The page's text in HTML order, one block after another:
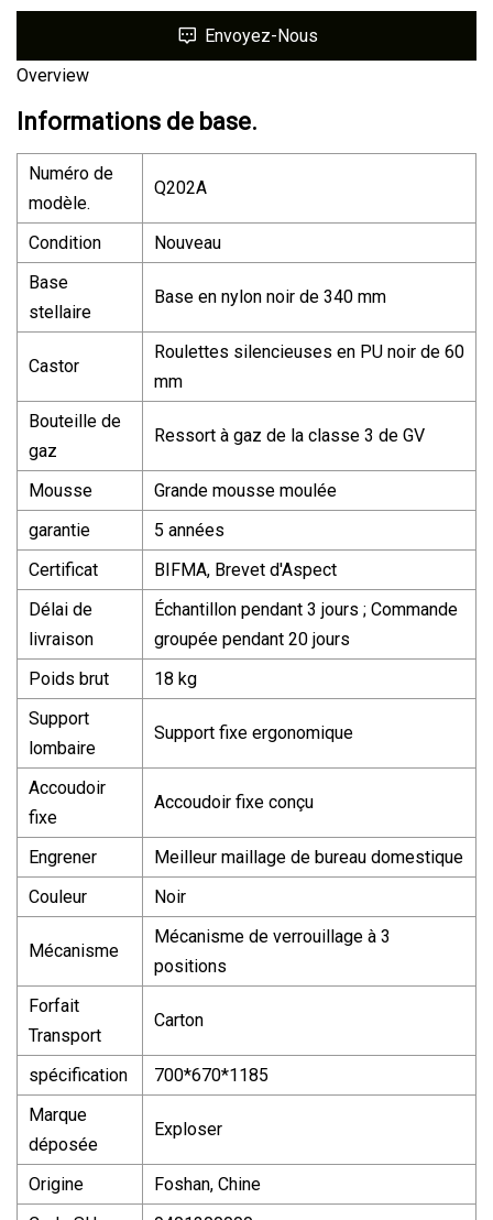
Envoyez-Nous
Overview
Informations de base.
Numéro de
modèle.
Q202A
Condition
Nouveau
Base
stellaire
Base en nylon noir de 340 mm
Castor
Roulettes silencieuses en PU noir de 60
mm
Bouteille de
gaz
Ressort à gaz de la classe 3 de GV
Mousse
Grande mousse moulée
garantie
5 années
Certificat
BIFMA, Brevet d'Aspect
Délai de
livraison
Échantillon pendant 3 jours ; Commande
groupée pendant 20 jours
Poids brut
18 kg
Support
lombaire
Support fixe ergonomique
Accoudoir
fixe
Accoudoir fixe conçu
Engrener
Meilleur maillage de bureau domestique
Couleur
Noir
Mécanisme
Mécanisme de verrouillage à 3
positions
Forfait
Transport
Carton
spécification
700*670*1185
Marque
déposée
Exploser
Origine
Foshan, Chine